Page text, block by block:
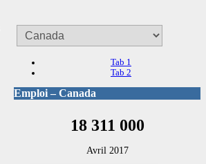
Tab 1
Tab 2
Emploi – Canada
18 311 000
Avril 2017